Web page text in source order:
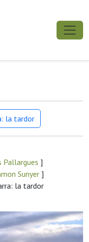
la tardor
Pallargues ]
Sunyer ]
la tardor